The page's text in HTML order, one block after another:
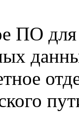
ПО для